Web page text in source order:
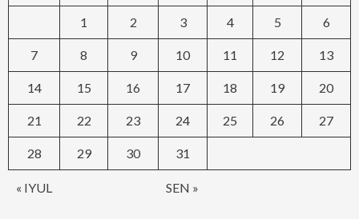
« IYUL SEN »
1 2 3 4 5 6
7 8 9 10 11 12 13
14 15 16 17 18 19 20
21 22 23 24 25 26 27
28 29 30 31